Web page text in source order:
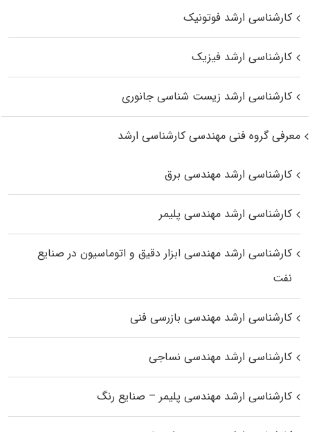
کارشناسی ارشد فوتونیک
کارشناسی ارشد فیزیک
کارشناسی ارشد زیست‌ شناسی جانوری
معرفی گروه فنی مهندسی کارشناسی ارشد
کارشناسی ارشد مهندسی برق
کارشناسی ارشد مهندسی پلیمر
کارشناسی ارشد مهندسی ابزار دقیق و اتوماسیون در صنایع
نفت
کارشناسی ارشد مهندسی بازرسی فنی
کارشناسی ارشد مهندسی نساجی
کارشناسی ارشد مهندسی پلیمر – صنایع رنگ